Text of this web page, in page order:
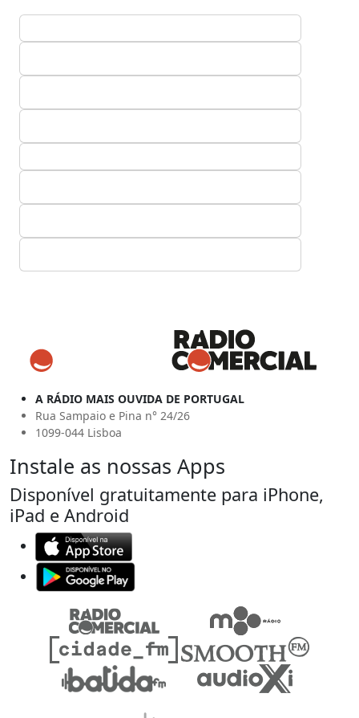
A RÁDIO MAIS OUVIDA DE PORTUGAL
Rua Sampaio e Pina n° 24/26
1099-044 Lisboa
Instale as nossas Apps
Disponível gratuitamente para iPhone,
iPad e Android